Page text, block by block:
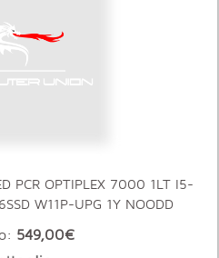
PCR OPTIPLEX 7000 1LT I5-
W11P-UPG 1Y NOODD
549,00€